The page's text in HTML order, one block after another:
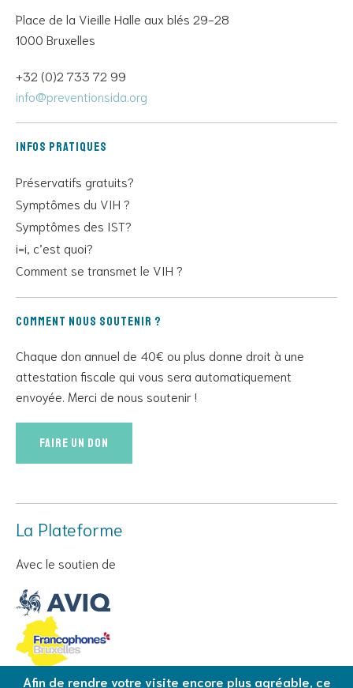
Place de la Vieille Halle aux blés 29-28
1000 Bruxelles
+32 (0)2 733 72 99
info@preventionsida.org
Infos pratiques
Préservatifs gratuits?
Symptômes du VIH ?
Symptômes des IST?
i=i, c’est quoi?
Comment se transmet le VIH ?
Comment nous soutenir ?
Chaque don annuel de 40€ ou plus donne droit à une
attestation fiscale qui vous sera automatiquement
envoyée. Merci de nous soutenir !
Faire un don
La Plateforme
Avec le soutien de
Afin de rendre votre visite encore plus agréable, ce